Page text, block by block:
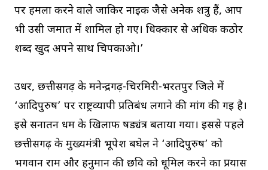
पर हमला करने वाले जाकिर नाइक जैसे अनेक शत्रु हैं, आप
भी उसी जमात में शामिल हो गए। धिक्कार से अधिक कठोर
शब्द खुद अपने साथ चिपकाओ।’
उधर, छत्तीसगढ़ के मनेन्द्रगढ़-चिरमिरी-भरतपुर जिले में
‘आदिपुरुष’ पर राष्ट्रव्यापी प्रतिबंध लगाने की मांग की गई है।
इसे सनातन धर्म के खिलाफ षड्यंत्र बताया गया। इससे पहले
छत्तीसगढ़ के मुख्यमंत्री भूपेश बघेल ने ‘आदिपुरुष’ को
भगवान राम और हनुमान की छवि को धूमिल करने का प्रयास